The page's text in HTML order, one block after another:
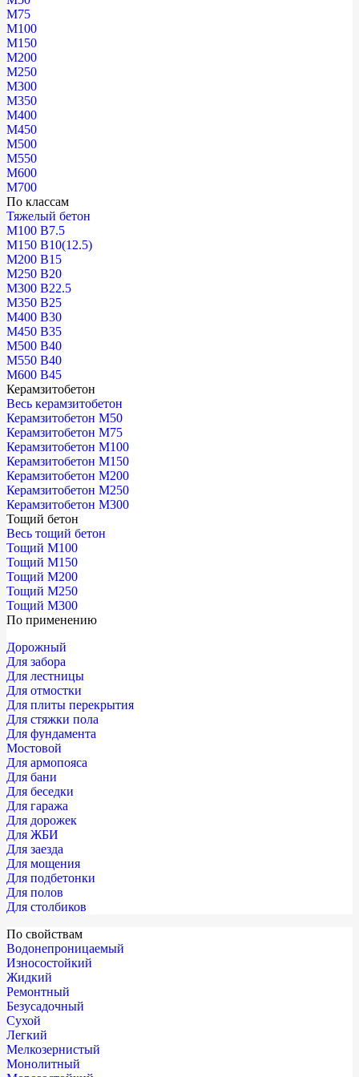
М75
М100
М150
М200
М250
М300
М350
М400
М450
М500
М550
М600
М700
По классам
Тяжелый бетон
М100 В7.5
М150 В10(12.5)
М200 В15
М250 В20
М300 В22.5
М350 В25
М400 В30
М450 В35
М500 В40
М550 В40
М600 В45
Керамзитобетон
Весь керамзитобетон
Керамзитобетон М50
Керамзитобетон М75
Керамзитобетон М100
Керамзитобетон М150
Керамзитобетон М200
Керамзитобетон М250
Керамзитобетон М300
Тощий бетон
Весь тощий бетон
Тощий М100
Тощий М150
Тощий М200
Тощий М250
Тощий М300
По применению
Дорожный
Для забора
Для лестницы
Для отмостки
Для плиты перекрытия
Для стяжки пола
Для фундамента
Мостовой
Для армопояса
Для бани
Для беседки
Для гаража
Для дорожек
Для ЖБИ
Для заезда
Для мощения
Для подбетонки
Для полов
Для столбиков
По свойствам
Водонепроницаемый
Износостойкий
Жидкий
Ремонтный
Безусадочный
Сухой
Легкий
Мелкозернистый
Монолитный